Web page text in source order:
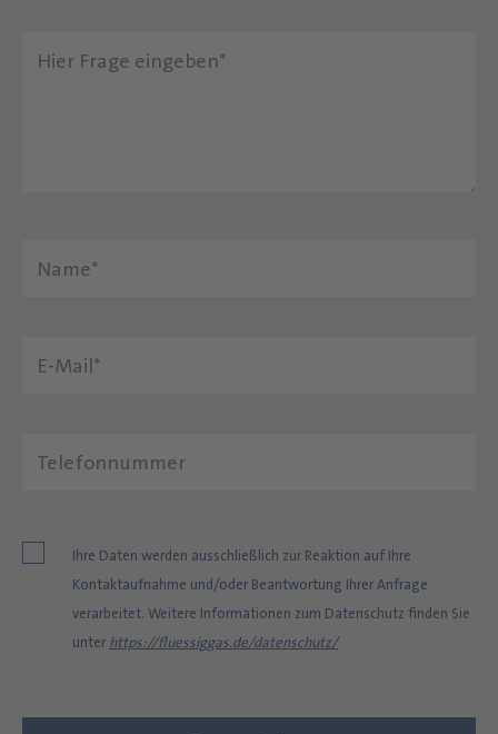
Ihre Daten werden ausschließlich zur Reaktion auf Ihre
Kontaktaufnahme und/oder Beantwortung Ihrer Anfrage
verarbeitet. Weitere Informationen zum Datenschutz finden Sie
unter https://fluessiggas.de/datenschutz/